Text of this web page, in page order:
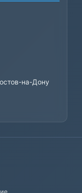
на-Дону